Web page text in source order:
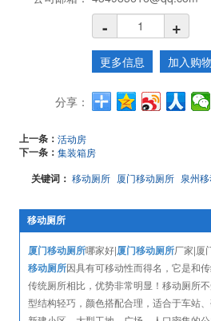
- +
更多信息 加入购
分享：
上一条：活动房
下一条：集装箱房
关键词：移动厕所 厦门移动厕所 泉州
移动厕所
厦门移动厕所哪家好|厦门移动厕所厂家|厦
移动厕所因具有可移动性而得名，它是和
传统厕所相比，优势非常明显！移动厕所
型结构轻巧，颜色搭配合理，适合于车站、